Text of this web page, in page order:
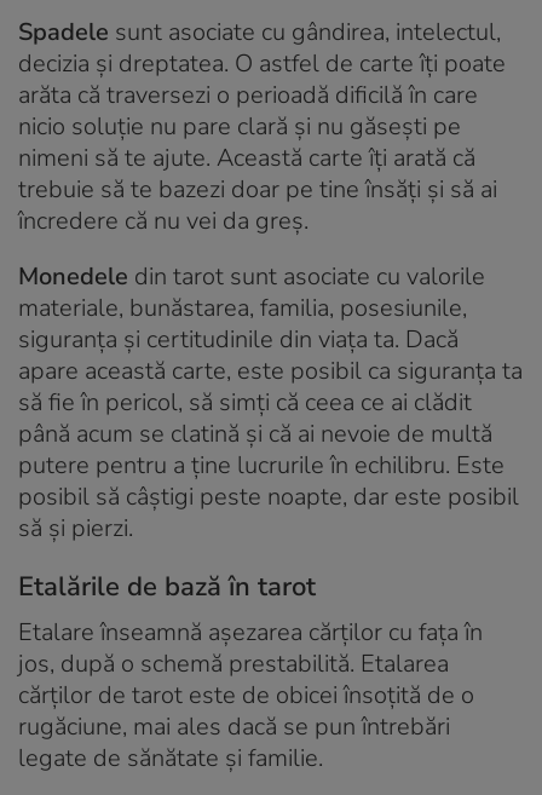
Spadele sunt asociate cu gândirea, intelectul,
decizia și dreptatea. O astfel de carte îți poate
arăta că traversezi o perioadă dificilă în care
nicio soluție nu pare clară și nu găsești pe
nimeni să te ajute. Această carte îți arată că
trebuie să te bazezi doar pe tine însăți și să ai
încredere că nu vei da greș.
Monedele din tarot sunt asociate cu valorile
materiale, bunăstarea, familia, posesiunile,
siguranța și certitudinile din viața ta. Dacă
apare această carte, este posibil ca siguranța ta
să fie în pericol, să simți că ceea ce ai clădit
până acum se clatină și că ai nevoie de multă
putere pentru a ține lucrurile în echilibru. Este
posibil să câștigi peste noapte, dar este posibil
să și pierzi.
Etalările de bază în tarot
Etalare înseamnă așezarea cărților cu fața în
jos, după o schemă prestabilită. Etalarea
cărților de tarot este de obicei însoțită de o
rugăciune, mai ales dacă se pun întrebări
legate de sănătate și familie.